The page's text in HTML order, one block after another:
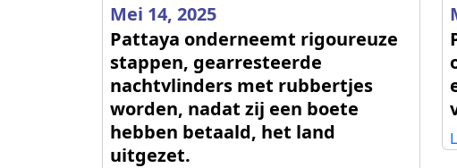
Mei 14, 2025
Pattaya onderneemt rigoureuze
stappen, gearresteerde
nachtvlinders met rubbertjes
worden, nadat zij een boete
hebben betaald, het land
uitgezet.